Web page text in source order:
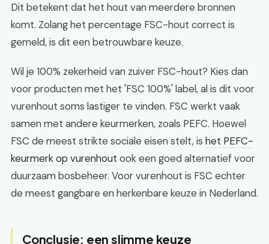
Dit betekent dat het hout van meerdere bronnen
komt. Zolang het percentage FSC-hout correct is
gemeld, is dit een betrouwbare keuze.
Wil je 100% zekerheid van zuiver FSC-hout? Kies dan
voor producten met het 'FSC 100%' label, al is dit voor
vurenhout soms lastiger te vinden. FSC werkt vaak
samen met andere keurmerken, zoals PEFC. Hoewel
FSC de meest strikte sociale eisen stelt, is het PEFC-
keurmerk op vurenhout ook een goed alternatief voor
duurzaam bosbeheer. Voor vurenhout is FSC echter
de meest gangbare en herkenbare keuze in Nederland.
Conclusie: een slimme keuze